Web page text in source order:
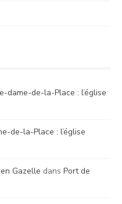
dame-de-la-Place : l’église
de-la-Place : l’église
Gazelle dans Port de